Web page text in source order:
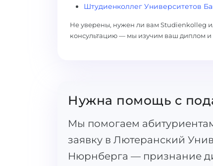
Штудиенколлег Университетов
Не уверены, нужен ли вам Studienkolleg
консультацию — мы изучим ваш диплом и
Нужна помощь с
Мы помогаем
заявку в Лютеранский
Нюрнберга — признание